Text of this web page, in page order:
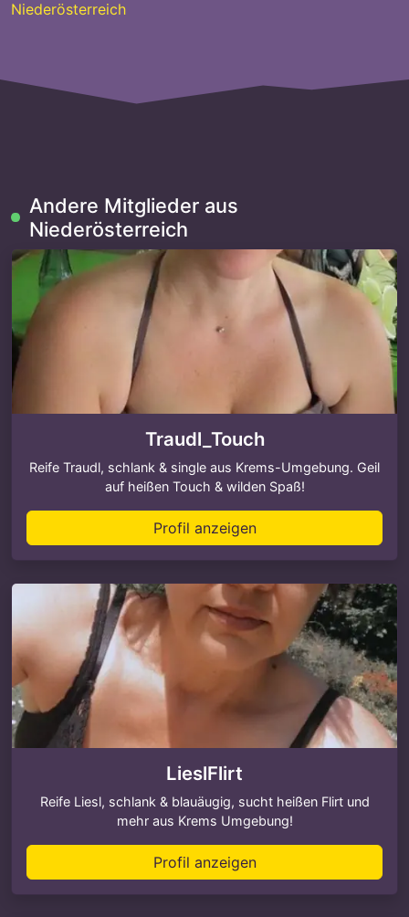
Niederösterreich
Andere Mitglieder aus
Niederösterreich
Traudl_Touch
Reife Traudl, schlank & single aus Krems-Umgebung. Geil
auf heißen Touch & wilden Spaß!
Profil anzeigen
LieslFlirt
Reife Liesl, schlank & blauäugig, sucht heißen Flirt und
mehr aus Krems Umgebung!
Profil anzeigen